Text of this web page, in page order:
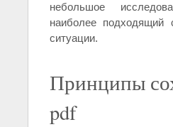
небольшое
наиболее подходящий
ситуации.
Принципы
pdf